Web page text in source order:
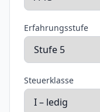
Erfahrungsstufe
Steuerklasse